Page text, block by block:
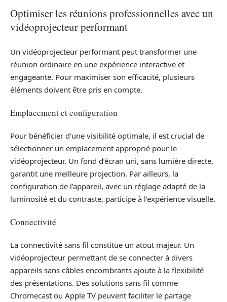
Optimiser les réunions professionnelles avec un
vidéoprojecteur performant
Un vidéoprojecteur performant peut transformer une
réunion ordinaire en une expérience interactive et
engageante. Pour maximiser son efficacité, plusieurs
éléments doivent être pris en compte.
Emplacement et configuration
Pour bénéficier d’une visibilité optimale, il est crucial de
sélectionner un emplacement approprié pour le
vidéoprojecteur. Un fond d’écran uni, sans lumière directe,
garantit une meilleure projection. Par ailleurs, la
configuration de l’appareil, avec un réglage adapté de la
luminosité et du contraste, participe à l’expérience visuelle.
Connectivité
La connectivité sans fil constitue un atout majeur. Un
vidéoprojecteur permettant de se connecter à divers
appareils sans câbles encombrants ajoute à la flexibilité
des présentations. Des solutions sans fil comme
Chromecast ou Apple TV peuvent faciliter le partage